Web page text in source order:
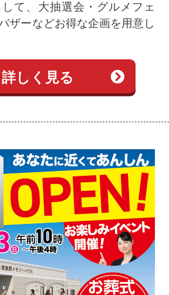
て、大抽選会・グルメフェ
ザーなどお得な企画を用意し
詳しく見る